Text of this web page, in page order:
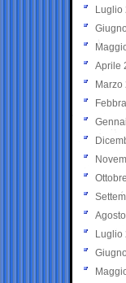
Luglio
Aprile
Marzo
Luglio